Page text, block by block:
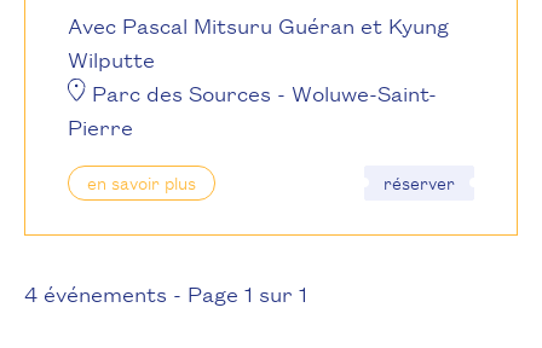
Avec Pascal Mitsuru Guéran et Kyung
Wilputte
Parc des Sources - Woluwe-Saint-
Pierre
en savoir plus réserver
4 événements - Page 1 sur 1